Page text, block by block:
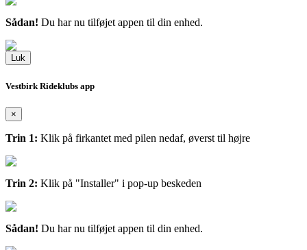
Sådan! Du har nu tilføjet appen til din enhed.
Luk
Vestbirk Rideklubs app
×
Trin 1: Klik på firkantet med pilen nedaf, øverst til højre
Trin 2: Klik på "Installer" i pop-up beskeden
Sådan! Du har nu tilføjet appen til din enhed.